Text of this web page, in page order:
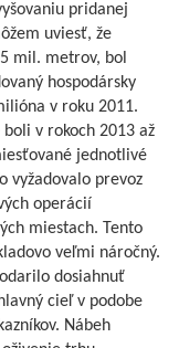
pridanej
uviesť, že
mil. metrov, bol
hospodársky
v roku 2011.
v rokoch 2013 až
jednotlivé
vyžadovalo prevoz
operácií
miestach. Tento
veľmi náročný.
dosiahnuť
cieľ v podobe
Nábeh